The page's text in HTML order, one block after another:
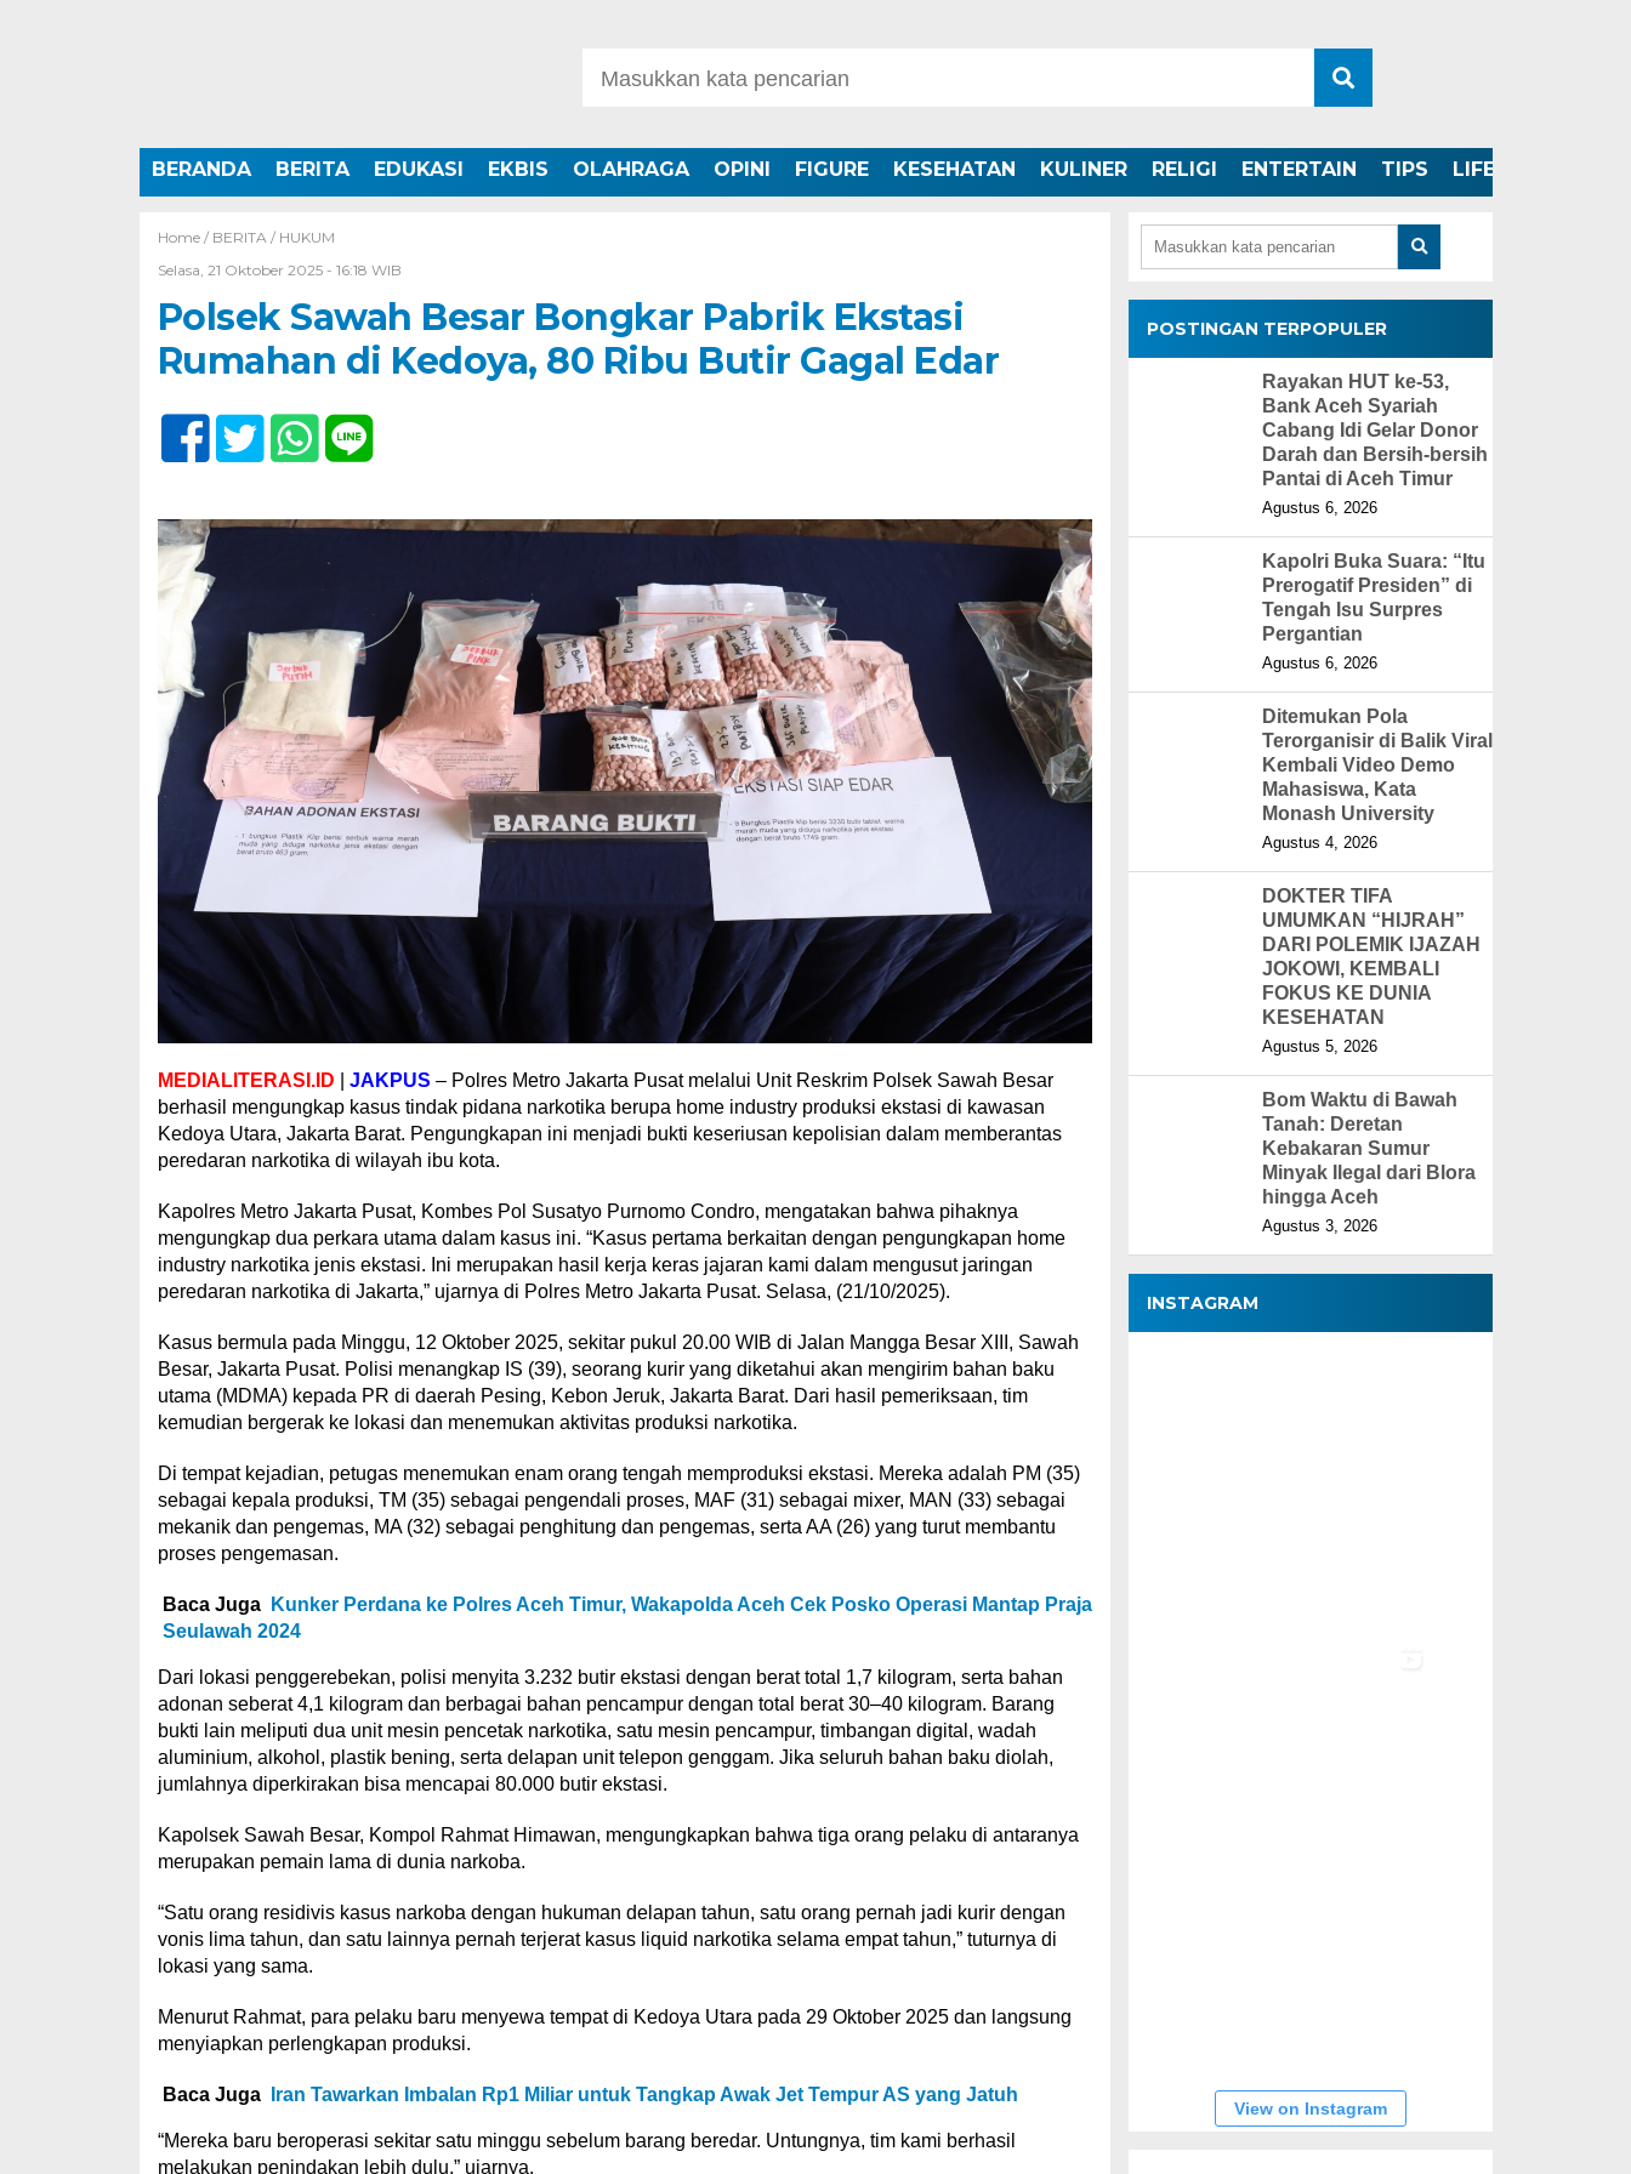
BERANDA BERITA EDUKASI EKBIS OLAHRAGA OPINI FIGURE KESEHATAN KULINER RELIGI ENTERTAIN TIPS LIFESTYLE
Home / BERITA/ HUKUM
Selasa, 21 Oktober 2025 - 16:18 WIB
Polsek Sawah Besar Bongkar Pabrik Ekstasi
Rumahan di Kedoya, 80 Ribu Butir Gagal Edar
MEDIALITERASI.ID JAKPUS – Polres Metro Jakarta Pusat melalui Unit Reskrim Polsek Sawah Besar
berhasil mengungkap kasus tindak pidana narkotika berupa home industry produksi ekstasi di kawasan
Kedoya Utara, Jakarta Barat. Pengungkapan ini menjadi bukti keseriusan kepolisian dalam memberantas
peredaran narkotika di wilayah ibu kota.
Kapolres Metro Jakarta Pusat, Kombes Pol Susatyo Purnomo Condro, mengatakan bahwa pihaknya
mengungkap dua perkara utama dalam kasus ini. “Kasus pertama berkaitan dengan pengungkapan home
industry narkotika jenis ekstasi. Ini merupakan hasil kerja keras jajaran kami dalam mengusut jaringan
peredaran narkotika di Jakarta,” ujarnya di Polres Metro Jakarta Pusat. Selasa, (21/10/2025).
Kasus bermula pada Minggu, 12 Oktober 2025, sekitar pukul 20.00 WIB di Jalan Mangga Besar XIII, Sawah
Besar, Jakarta Pusat. Polisi menangkap IS (39), seorang kurir yang diketahui akan mengirim bahan baku
utama (MDMA) kepada PR di daerah Pesing, Kebon Jeruk, Jakarta Barat. Dari hasil pemeriksaan, tim
kemudian bergerak ke lokasi dan menemukan aktivitas produksi narkotika.
Di tempat kejadian, petugas menemukan enam orang tengah memproduksi ekstasi. Mereka adalah PM (35)
sebagai kepala produksi, TM (35) sebagai pengendali proses, MAF (31) sebagai mixer, MAN (33) sebagai
mekanik dan pengemas, MA (32) sebagai penghitung dan pengemas, serta AA (26) yang turut membantu
proses pengemasan.
Baca Juga
Kunker Perdana ke Polres Aceh Timur, Wakapolda Aceh Cek Posko Operasi Mantap Praja
Seulawah 2024
Dari lokasi penggerebekan, polisi menyita 3.232 butir ekstasi dengan berat total 1,7 kilogram, serta bahan
adonan seberat 4,1 kilogram dan berbagai bahan pencampur dengan total berat 30–40 kilogram. Barang
bukti lain meliputi dua unit mesin pencetak narkotika, satu mesin pencampur, timbangan digital, wadah
aluminium, alkohol, plastik bening, serta delapan unit telepon genggam. Jika seluruh bahan baku diolah,
jumlahnya diperkirakan bisa mencapai 80.000 butir ekstasi.
Kapolsek Sawah Besar, Kompol Rahmat Himawan, mengungkapkan bahwa tiga orang pelaku di antaranya
merupakan pemain lama di dunia narkoba.
“Satu orang residivis kasus narkoba dengan hukuman delapan tahun, satu orang pernah jadi kurir dengan
vonis lima tahun, dan satu lainnya pernah terjerat kasus liquid narkotika selama empat tahun,” tuturnya di
lokasi yang sama.
Menurut Rahmat, para pelaku baru menyewa tempat di Kedoya Utara pada 29 Oktober 2025 dan langsung
menyiapkan perlengkapan produksi.
Baca Juga Iran Tawarkan Imbalan Rp1 Miliar untuk Tangkap Awak Jet Tempur AS yang Jatuh
“Mereka baru beroperasi sekitar satu minggu sebelum barang beredar. Untungnya, tim kami berhasil
melakukan penindakan lebih dulu,” ujarnya.
POSTINGAN TERPOPULER
Rayakan HUT ke-53,
Bank Aceh Syariah
Cabang Idi Gelar Donor
Darah dan Bersih-bersih
Pantai di Aceh Timur
Agustus 6, 2026
Kapolri Buka Suara: “Itu
Prerogatif Presiden” di
Tengah Isu Surpres
Pergantian
Agustus 6, 2026
Ditemukan Pola
Terorganisir di Balik Viral
Kembali Video Demo
Mahasiswa, Kata
Monash University
Agustus 4, 2026
DOKTER TIFA
UMUMKAN “HIJRAH”
DARI POLEMIK IJAZAH
JOKOWI, KEMBALI
FOKUS KE DUNIA
KESEHATAN
Agustus 5, 2026
Bom Waktu di Bawah
Tanah: Deretan
Kebakaran Sumur
Minyak Ilegal dari Blora
hingga Aceh
Agustus 3, 2026
INSTAGRAM
View on Instagram